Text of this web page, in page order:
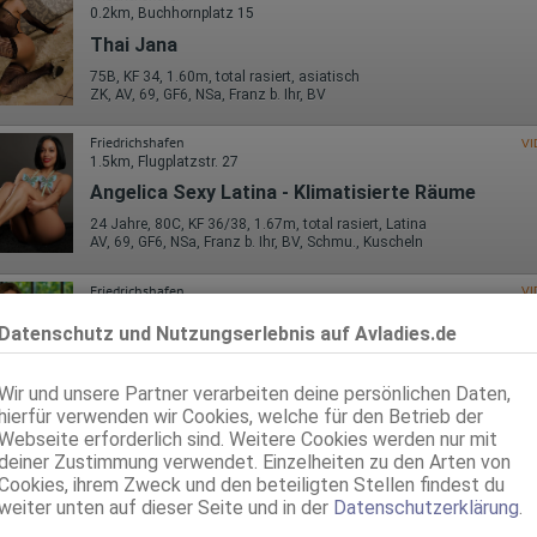
Datenschutz und Nutzungserlebnis auf Avladies.de
und unsere Partner verarbeiten deine persönlichen Daten,
verwenden wir Cookies, welche für den Betrieb der
erforderlich sind. Weitere Cookies werden nur mit
Zustimmung verwendet. Einzelheiten zu den Arten von
ihrem Zweck und den beteiligten Stellen findest du
unten auf dieser Seite und in der Datenschutzerklärung
0.2km, Buchhornplatz 15
Thai Jana
75B, KF 34, 1.60m, total rasiert, asiatisch
ZK, AV, 69, GF6, NSa, Franz b. Ihr, BV
Friedrichshafen
1.5km, Flugplatzstr. 27
Angelica Sexy Latina - Klimatisierte Räume
24 Jahre, 80C, KF 36/38, 1.67m, total rasiert, Latina
AV, 69, GF6, NSa, Franz b. Ihr, BV, Schmu., Kuscheln
Friedrichshafen
Ellena - Termine auch per WhatsApp
ZK, AV, 69, GF6, DT, NSp, Franz b. Ihr
Friedrichshafen
1.8km, Dietostr. 11
TS Karla
AGENTUR VIKTORIA